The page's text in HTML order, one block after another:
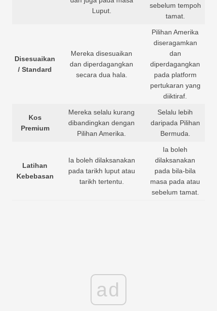
Luput.
sebelum tempoh
tamat.
Disesuaikan
/ Standard
Mereka disesuaikan
dan diperdagangkan
secara dua hala.
Pilihan Amerika
diseragamkan
dan
diperdagangkan
pada platform
pertukaran yang
diiktiraf.
Kos
Premium
Mereka selalu kurang
dibandingkan dengan
Pilihan Amerika.
Selalu lebih
daripada Pilihan
Bermuda.
Latihan
Kebebasan
Ia boleh dilaksanakan
pada tarikh luput atau
tarikh tertentu.
Ia boleh
dilaksanakan
pada bila-bila
masa pada atau
sebelum tamat.
ad